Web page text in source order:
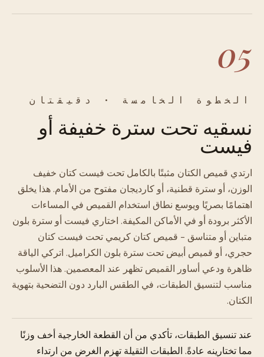
05
الخطوة الخامسة · دقيقتان
نسقيه تحت سترة خفيفة أو
فيست
ارتدي قميص الكتان مثبتًا بالكامل تحت فيست كتان خفيف
الوزن، أو سترة قطنية، أو كارديجان مفتوح من الأمام. هذا يخلق
اهتمامًا بصريًا ويوسع نطاق استخدام القميص في المساءات
الأكثر برودة أو في الأماكن المكيفة. اختاري فيست أو سترة بلون
متباين أو متناسق - قميص كتان كريمي تحت فيست كتان
حجري، أو قميص أبيض تحت سترة بلون الكراميل. اتركي الياقة
ظاهرة ودعي أساور القميص تظهر عند المعصمين. هذا الأسلوب
مناسب لتنسيق الطبقات، في الطقس البارد دون التضحية بتهوية
الكتان.
عند تنسيق الطبقات، تأكدي من أن القطعة الخارجية أخف وزنًا
مما تختارينه عادةً. الطبقات الثقيلة تهزم الغرض من ارتداء